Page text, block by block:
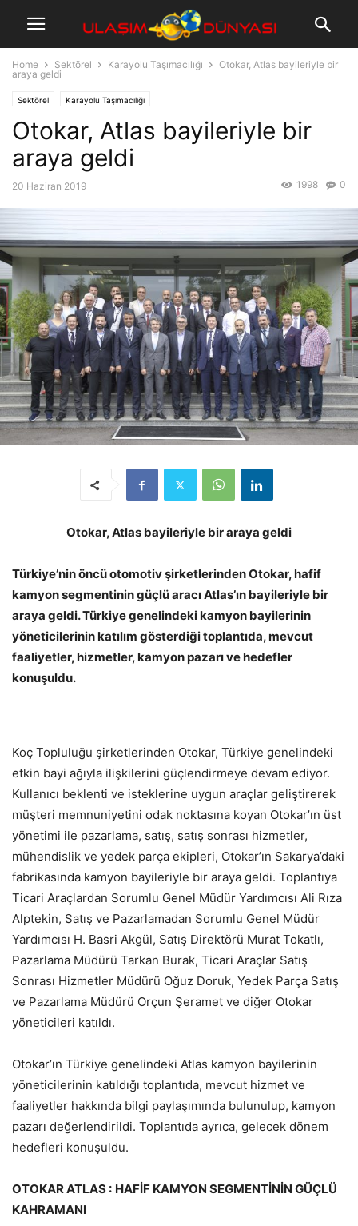
Home Sektörel Karayolu Taşımacılığı
Otokar, Atlas bayileriyle bir
araya geldi
Sektörel Karayolu Taşımacılığı
Otokar, Atlas bayileriyle bir
araya geldi
20 Haziran 2019 0
1998
Otokar, Atlas bayileriyle bir araya geldi
Türkiye’nin öncü otomotiv şirketlerinden Otokar, hafif
kamyon segmentinin güçlü aracı Atlas’ın bayileriyle bir
araya geldi. Türkiye genelindeki kamyon bayilerinin
yöneticilerinin katılım gösterdiği toplantıda, mevcut
faaliyetler, hizmetler, kamyon pazarı ve hedefler
konuşuldu.
Koç Topluluğu şirketlerinden Otokar, Türkiye genelindeki
etkin bayi ağıyla ilişkilerini güçlendirmeye devam ediyor.
Kullanıcı beklenti ve isteklerine uygun araçlar geliştirerek
müşteri memnuniyetini odak noktasına koyan Otokar’ın üst
yönetimi ile pazarlama, satış, satış sonrası hizmetler,
mühendislik ve yedek parça ekipleri, Otokar’ın Sakarya’daki
fabrikasında kamyon bayileriyle bir araya geldi. Toplantıya
Ticari Araçlardan Sorumlu Genel Müdür Yardımcısı Ali Rıza
Alptekin, Satış ve Pazarlamadan Sorumlu Genel Müdür
Yardımcısı H. Basri Akgül, Satış Direktörü Murat Tokatlı,
Pazarlama Müdürü Tarkan Burak, Ticari Araçlar Satış
Sonrası Hizmetler Müdürü Oğuz Doruk, Yedek Parça Satış
ve Pazarlama Müdürü Orçun Şeramet ve diğer Otokar
yöneticileri katıldı.
Otokar’ın Türkiye genelindeki Atlas kamyon bayilerinin
yöneticilerinin katıldığı toplantıda, mevcut hizmet ve
faaliyetler hakkında bilgi paylaşımında bulunulup, kamyon
pazarı değerlendirildi. Toplantıda ayrıca, gelecek dönem
hedefleri konuşuldu.
OTOKAR ATLAS : HAFİF KAMYON SEGMENTİNİN GÜÇLÜ
KAHRAMANI